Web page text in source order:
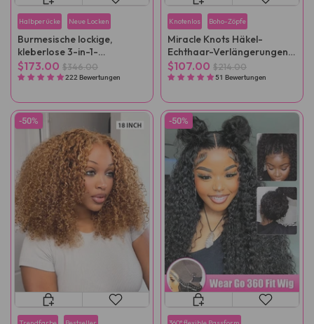
Halbperücke Neue Locken
Burmesische lockige,
kleberlose 3-in-1-
Halbperücke
$173.00 $346.00
222 Bewertungen
Knotenlos Boho-Zöpfe
Miracle Knots Häkel-
Echthaar-Verlängerungen
aus wiederverwendbarem
Remy-Haar – für alle
$107.00 $214.00
51 Bewertungen
-50% -50%